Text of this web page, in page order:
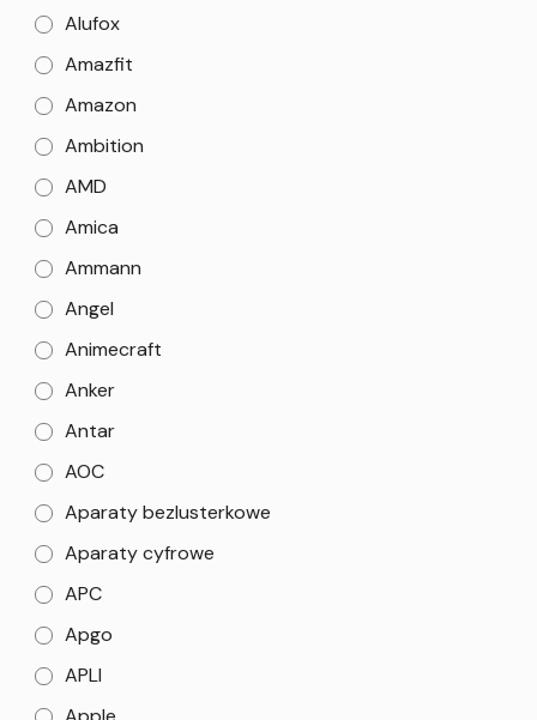
Alufox
Amazfit
Amazon
Ambition
AMD
Amica
Ammann
Angel
Animecraft
Anker
Antar
AOC
Aparaty bezlusterkowe
Aparaty cyfrowe
APC
Apgo
APLI